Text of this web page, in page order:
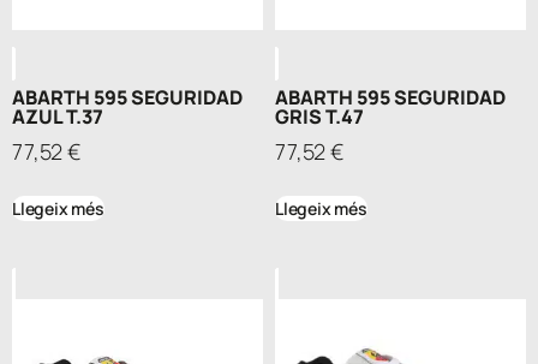
ABARTH 595 SEGURIDAD
AZUL T.37
77,52€
Llegeix més
ABARTH 595 SEGURIDAD
GRIS T.47
77,52€
Llegeix més